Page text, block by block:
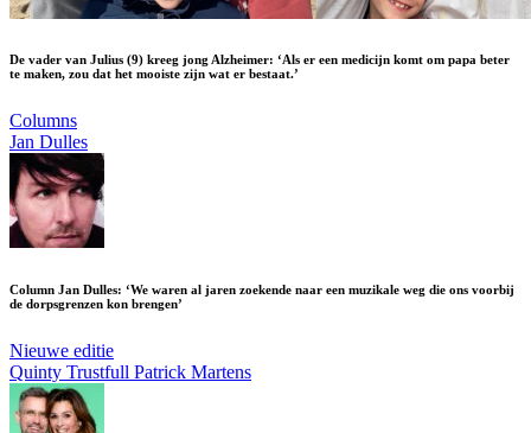
De vader van Julius (9) kreeg jong Alzheimer: ‘Als er een medicijn komt om papa beter
te maken, zou dat het mooiste zijn wat er bestaat.’
Columns
Jan Dulles
Column Jan Dulles: ‘We waren al jaren zoekende naar een muzikale weg die ons voorbij
de dorpsgrenzen kon brengen’
Nieuwe editie
Quinty Trustfull Patrick Martens